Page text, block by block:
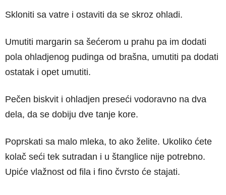
Skloniti sa vatre i ostaviti da se skroz ohladi.
Umutiti margarin sa šećerom u prahu pa im dodati
pola ohladjenog pudinga od brašna, umutiti pa dodati
ostatak i opet umutiti.
Pečen biskvit i ohladjen preseći vodoravno na dva
dela, da se dobiju dve tanje kore.
Poprskati sa malo mleka, to ako želite. Ukoliko ćete
kolač seći tek sutradan i u štanglice nije potrebno.
Upiće vlažnost od fila i fino čvrsto će stajati.